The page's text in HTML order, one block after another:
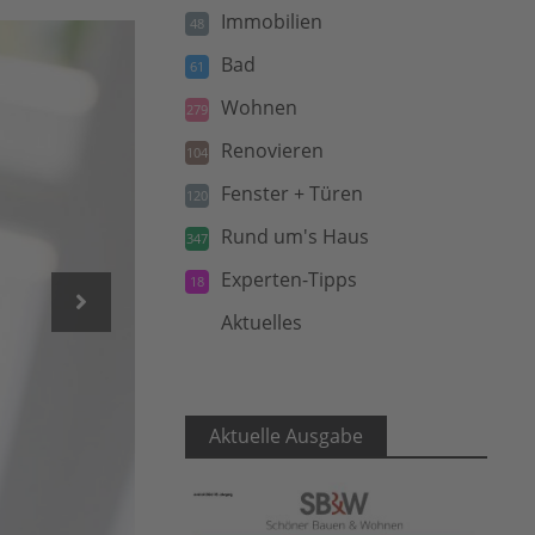
48 Immobilien
61 Bad
279 Wohnen
104 Renovieren
120 Fenster + Türen
347 Rund um's Haus
18 Experten-Tipps
Aktuelles
Aktuelle Ausgabe